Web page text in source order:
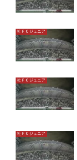
社ＦＣジュニア
社ＦＣジュニア
社ＦＣジュニア